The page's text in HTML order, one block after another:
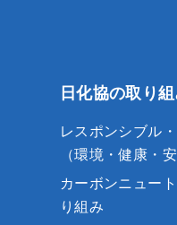
日化協の取り
レスポンシブル
（環境・健康・安
カーボンニュー
り組み